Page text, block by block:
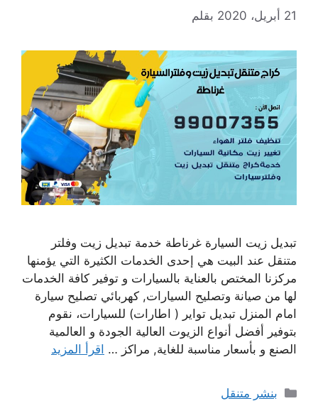
21 أبريل، 2020 بقلم
تبديل زيت السيارة غرناطة خدمة تبديل زيت وفلتر
متنقل عند البيت هي إحدى الخدمات الكثيرة التي يؤمنها
مركزنا المختص بالعناية بالسيارات و توفير كافة الخدمات
لها من صيانة وتصليح السيارات, كهربائي تصليح سيارة
امام المنزل تبديل تواير ( اطارات) للسيارات، نقوم
بتوفير أفضل أنواع الزيوت العالية الجودة و العالمية
الصنع و بأسعار مناسبة للغاية, مراكز … اقرأ المزيد
التصنيفات
بنشر متنقل